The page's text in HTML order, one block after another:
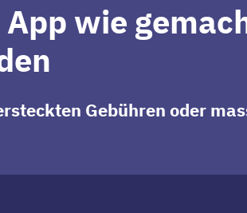
App wie
Gebühren oder